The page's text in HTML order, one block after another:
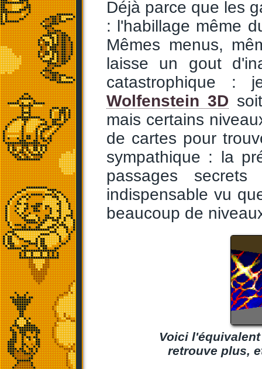
Déjà parce que les
: l'habillage même
Mêmes menus,
laisse un gout
catastrophique :
Wolfenstein 3D
mais certains
de cartes pour
sympathique : la
passages
indispensable vu
beaucoup de
Voici
retrouve plus,